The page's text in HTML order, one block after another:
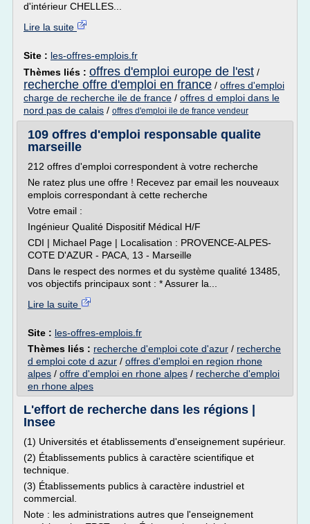
d'intérieur CHELLES...
Lire la suite
Site : les-offres-emplois.fr
Thèmes liés : offres d'emploi europe de l'est /
recherche offre d'emploi en france / offres d'emploi
charge de recherche ile de france / offres d emploi dans le
nord pas de calais / offres d'emploi ile de france vendeur
109 offres d'emploi responsable qualite
marseille
212 offres d'emploi correspondent à votre recherche
Ne ratez plus une offre ! Recevez par email les nouveaux
emplois correspondant à cette recherche
Votre email :
Ingénieur Qualité Dispositif Médical H/F
CDI | Michael Page | Localisation : PROVENCE-ALPES-
COTE D'AZUR - PACA, 13 - Marseille
Dans le respect des normes et du système qualité 13485,
vos objectifs principaux sont : * Assurer la...
Lire la suite
Site : les-offres-emplois.fr
Thèmes liés : recherche d'emploi cote d'azur / recherche
d emploi cote d azur / offres d'emploi en region rhone
alpes / offre d'emploi en rhone alpes / recherche d'emploi
en rhone alpes
L'effort de recherche dans les régions |
Insee
(1) Universités et établissements d'enseignement supérieur.
(2) Établissements publics à caractère scientifique et
technique.
(3) Établissements publics à caractère industriel et
commercial.
Note : les administrations autres que l'enseignement